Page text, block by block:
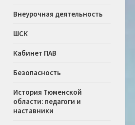
Внеурочная деятельность
ШСК
Кабинет ПАВ
Безопасность
История Тюменской
области: педагоги и
наставники